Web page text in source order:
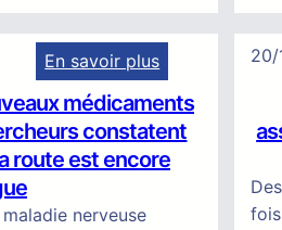
i
n
e
t
i
c
s
En savoir plus
:
À
l
a
médicaments
constatent
route est encore
maladie nerveuse
20/